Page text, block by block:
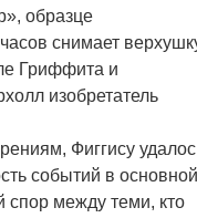
образце
снимает
Гриффита и
изобретатель
Фиггису
событий в основной
спор между теми, кто